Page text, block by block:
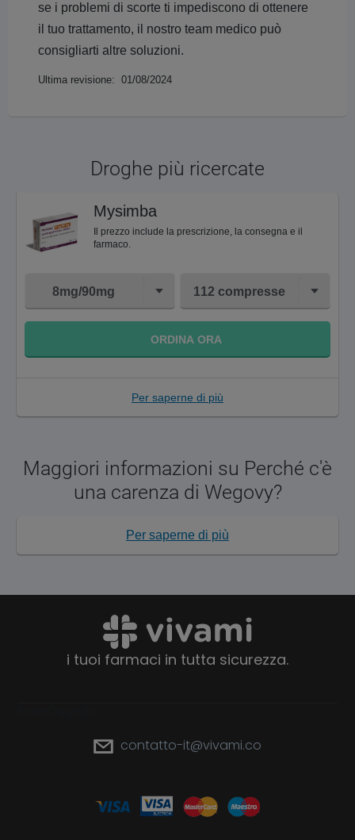
se i problemi di scorte ti impediscono di ottenere
il tuo trattamento, il nostro team medico può
consigliarti altre soluzioni.
Ultima revisione: 01/08/2024
Droghe più ricercate
Mysimba
Il prezzo include la prescrizione, la consegna e il
farmaco.
8mg/90mg 112 compresse
ORDINA ORA
Per saperne di più
Maggiori informazioni su Perché c'è
una carenza di Wegovy?
Per saperne di più
i tuoi farmaci in tutta sicurezza.
contatto-it@vivami.co